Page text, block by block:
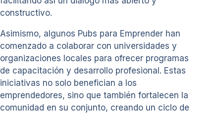
constructivo.
Asimismo, algunos Pubs para Emprender han
comenzado a colaborar con universidades y
organizaciones locales para ofrecer programas
de capacitación y desarrollo profesional. Estas
iniciativas no solo benefician a los
emprendedores, sino que también fortalecen la
comunidad en su conjunto, creando un ciclo de